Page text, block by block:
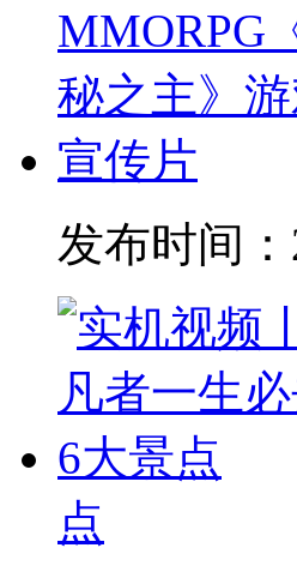
发布时间：
点